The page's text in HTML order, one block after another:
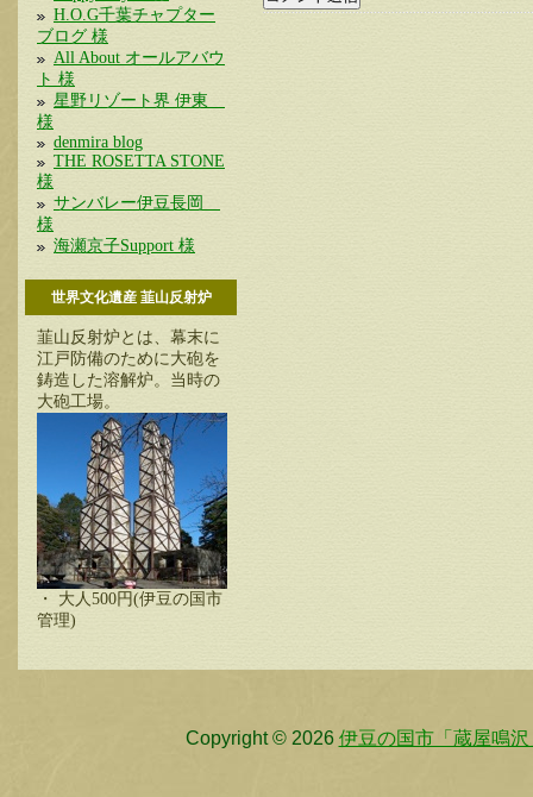
H.O.G千葉チャプター
ブログ 様
All About オールアバウ
ト 様
星野リゾート界 伊東
様
denmira blog
THE ROSETTA STONE
様
サンバレー伊豆長岡
様
海瀬京子Support 様
世界文化遺産 韮山反射炉
韮山反射炉とは、幕末に
江戸防備のために大砲を
鋳造した溶解炉。当時の
大砲工場。
・ 大人500円(伊豆の国市
管理)
Copyright © 2026 伊豆の国市「蔵屋鳴